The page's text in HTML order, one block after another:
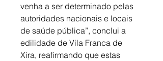
venha a ser determinado pelas
autoridades nacionais e locais
de saúde pública”, conclui a
edilidade de Vila Franca de
Xira, reafirmando que estas